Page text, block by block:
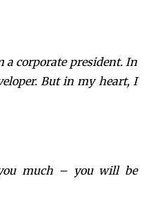
a corporate president. In
But in my heart, I
much – you will be